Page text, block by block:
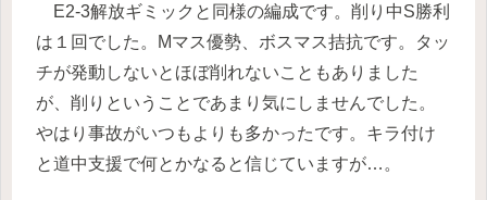
E2-3解放ギミックと同様の編成です。削り中S勝利
は１回でした。Mマス優勢、ボスマス拮抗です。タッ
チが発動しないとほぼ削れないこともありました
が、削りということであまり気にしませんでした。
やはり事故がいつもよりも多かったです。キラ付け
と道中支援で何とかなると信じていますが…。